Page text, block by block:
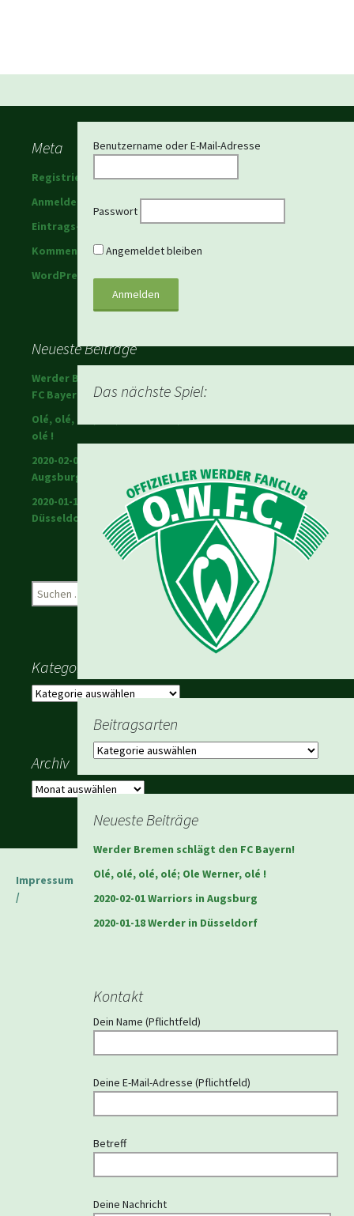
Beitragsnavigation
Benutzername oder E-Mail-Adresse
Passwort
Angemeldet bleiben
Das nächste Spiel:
Beitragsarten
Beitragsarten
Neueste Beiträge
Werder Bremen schlägt den FC Bayern!
Olé, olé, olé, olé; Ole Werner, olé !
2020-02-01 Warriors in Augsburg
2020-01-18 Werder in Düsseldorf
Kontakt
Dein Name (Pflichtfeld)
Deine E-Mail-Adresse (Pflichtfeld)
Betreff
Deine Nachricht
Meta
Registrieren
Anmelden
Eintrags-Feed
Kommentar-Feed
WordPress.org
Neueste Beiträge
Werder Bremen schlägt den
FC Bayern!
Olé, olé, olé, olé; Ole Werner,
olé !
2020-02-01 Warriors in
Augsburg
2020-01-18 Werder in
Düsseldorf
Suchen
nach:
Kategorien
Kategorien
Archiv
Archiv
Impressum
/